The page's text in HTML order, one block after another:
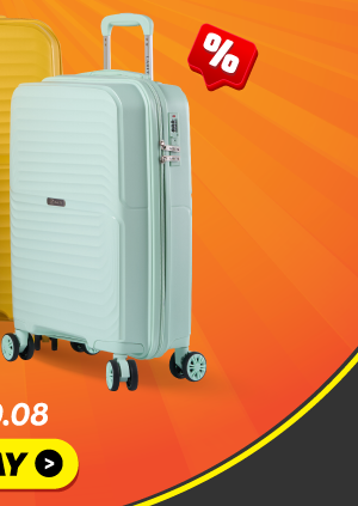
tự nhiên tươi sáng và bắt mắt
Điền, Cần Thơ